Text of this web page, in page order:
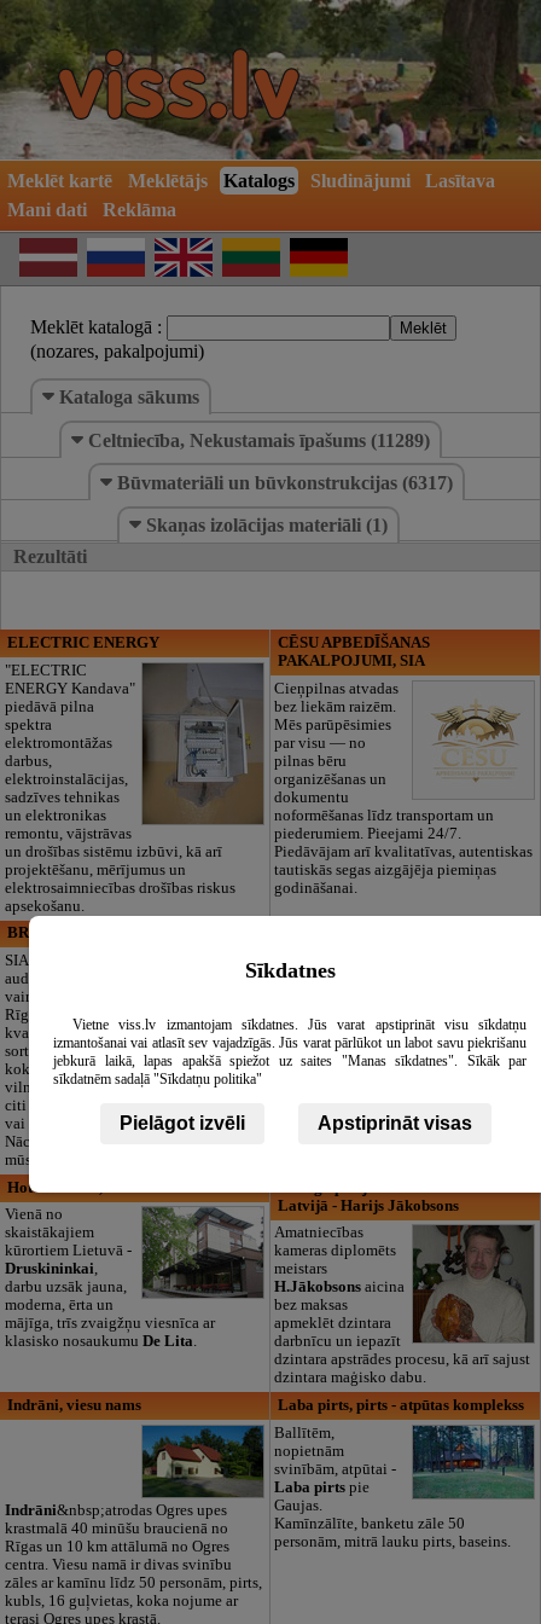
Meklēt kartē Meklētājs Katalogs Sludinājumi
Lasītava
Mani dati
Reklāma
Meklēt katalogā :
(nozares, pakalpojumi)
Kataloga sākums
Celtniecība, Nekustamais īpašums (11289)
Būvmateriāli un būvkonstrukcijas (6317)
Skaņas izolācijas materiāli (1)
Rezultāti
ELECTRIC ENERGY
"ELECTRIC
ENERGY Kandava"
piedāvā pilna
spektra
elektromontāžas
darbus,
elektroinstalācijas,
sadzīves tehnikas
un elektronikas
remontu, vājstrāvas
un drošības sistēmu izbūvi, kā arī
projektēšanu, mērījumus un
elektrosaimniecības drošības riskus
apsekošanu.
CĒSU APBEDĪŠANAS
PAKALPOJUMI, SIA
Cieņpilnas atvadas
bez liekām raizēm.
Mēs parūpēsimies
par visu — no
pilnas bēru
organizēšanas un
dokumentu
noformēšanas līdz transportam un
piederumiem. Pieejami 24/7.
Piedāvājam arī kvalitatīvas, autentiskas
tautiskās segas aizgājēja piemiņas
godināšanai.
BRISTOLS ES, SIA
SIA "Bristols ES"
audumu outlet un
vairumtirdzniecība
Rīgā. Plašs un
kvalitatīvs tekstila
sortiments:
kokvilna, lins, zīds,
vilna, trikotāža un
citi audumi šūšanai
vai ražošanai.
Nāciet un iepazīstieties ar pilnu klāstu
mūsu noliktavā klātienē!
Pirmsskolas
“Maza Rasiņa” –
privātais bērnudārzs
Pārdaugavā,
Zasulaukā, bērniem
(LV/RU), logopēds, speciālais atbalsts,
Hotel De Lita, viesnīca
Vienā no
skaistākajiem
kūrortiem Lietuvā -
Druskininkai,
darbu uzsāk jauna,
moderna, ērta un
mājīga, trīs zvaigžņu viesnīca ar
klasisko nosaukumu De Lita.
Latvijā - Harijs Jākobsons
Amatniecības
kameras diplomēts
meistars
H.Jākobsons aicina
bez maksas
apmeklēt dzintara
darbnīcu un iepazīt
dzintara apstrādes procesu, kā arī sajust
dzintara maģisko dabu.
Indrāni, viesu nams
Indrāni&nbsp;atrodas Ogres upes
krastmalā 40 minūšu braucienā no
Rīgas un 10 km attālumā no Ogres
centra. Viesu namā ir divas svinību
zāles ar kamīnu līdz 50 personām, pirts,
kubls, 16 guļvietas, koka nojume ar
terasi Ogres upes krastā.
Laba pirts, pirts - atpūtas komplekss
Ballītēm,
nopietnām
svinībām, atpūtai -
Laba pirts pie
Gaujas.
Kamīnzālīte, banketu zāle 50
personām, mitrā lauku pirts, baseins.
Sīkdatnes
Vietne viss.lv izmantojam sīkdatnes. Jūs varat apstiprināt visu sīkdatņu
izmantošanai vai atlasīt sev vajadzīgās. Jūs varat pārlūkot un labot savu piekrišanu
jebkurā laikā, lapas apakšā spiežot uz saites "Manas sīkdatnes". Sīkāk par
sīkdatnēm sadaļā "Sīkdatņu politika"
Pielāgot izvēli Apstiprināt visas